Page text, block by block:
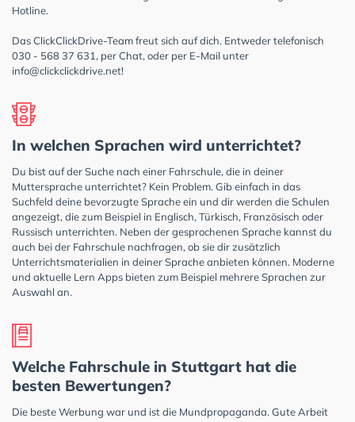
Hotline.
Das ClickClickDrive-Team freut sich auf dich. Entweder telefonisch
030 - 568 37 631, per Chat, oder per E-Mail unter
info@clickclickdrive.net!
In welchen Sprachen wird unterrichtet?
Du bist auf der Suche nach einer Fahrschule, die in deiner
Muttersprache unterrichtet? Kein Problem. Gib einfach in das
Suchfeld deine bevorzugte Sprache ein und dir werden die Schulen
angezeigt, die zum Beispiel in Englisch, Türkisch, Französisch oder
Russisch unterrichten. Neben der gesprochenen Sprache kannst du
auch bei der Fahrschule nachfragen, ob sie dir zusätzlich
Unterrichtsmaterialien in deiner Sprache anbieten können. Moderne
und aktuelle Lern Apps bieten zum Beispiel mehrere Sprachen zur
Auswahl an.
Welche Fahrschule in Stuttgart hat die
besten Bewertungen?
Die beste Werbung war und ist die Mundpropaganda. Gute Arbeit